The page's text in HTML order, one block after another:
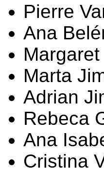
Pierre
Ana
Marta
Adrian
Rebeca
Ana
Cristina